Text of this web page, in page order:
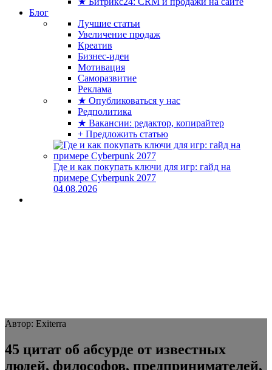
Блог
Лучшие статьи
Увеличение продаж
Креатив
Бизнес-идеи
Мотивация
Саморазвитие
Реклама
★ Опубликоваться у нас
Редполитика
★ Вакансии: редактор, копирайтер
+ Предложить статью
Где и как покупать ключи для игр: гайд на
примере Cyberpunk 2077
04.08.2026
Автор: Exiterra
45 цитат об абсурде от известных
людей, философов, предпринимателей,